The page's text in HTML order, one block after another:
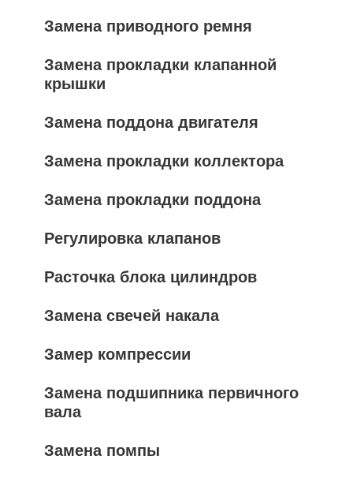
Замена приводного ремня
Замена прокладки клапанной
крышки
Замена поддона двигателя
Замена прокладки коллектора
Замена прокладки поддона
Регулировка клапанов
Расточка блока цилиндров
Замена свечей накала
Замер компрессии
Замена подшипника первичного
вала
Замена помпы